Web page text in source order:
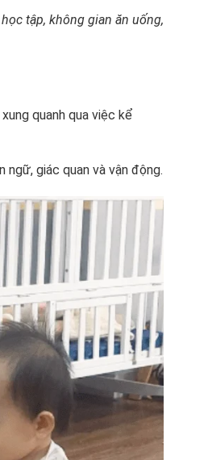
tập, không gian ăn uống,
quanh qua việc kể
giác quan và vận động.